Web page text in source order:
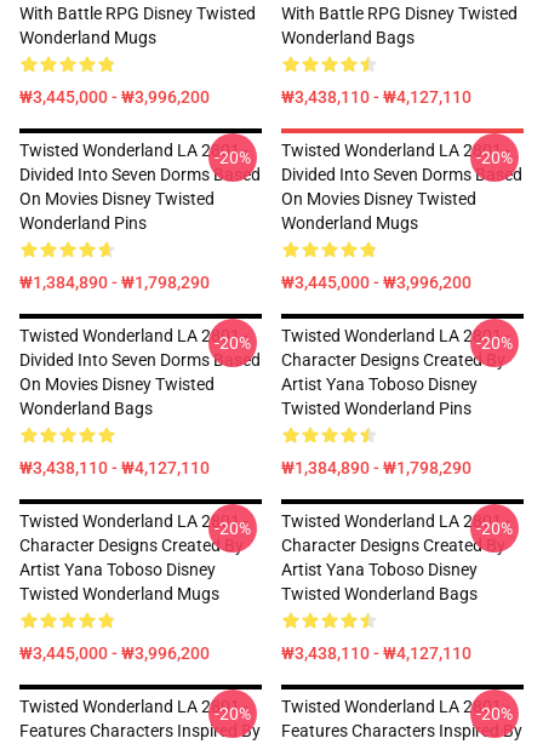
With Battle RPG Disney Twisted
Wonderland Mugs
₩3,445,000 - ₩3,996,200
With Battle RPG Disney Twisted
Wonderland Bags
₩3,438,110 - ₩4,127,110
Twisted Wonderland LA 2801 -
Divided Into Seven Dorms Based
On Movies Disney Twisted
Wonderland Pins
₩1,384,890 - ₩1,798,290
-20%
Twisted Wonderland LA 2801 -
Divided Into Seven Dorms Based
On Movies Disney Twisted
Wonderland Mugs
₩3,445,000 - ₩3,996,200
-20%
Twisted Wonderland LA 2801 -
Divided Into Seven Dorms Based
On Movies Disney Twisted
Wonderland Bags
₩3,438,110 - ₩4,127,110
-20%
Twisted Wonderland LA 2801 -
Character Designs Created By
Artist Yana Toboso Disney
Twisted Wonderland Pins
₩1,384,890 - ₩1,798,290
-20%
Twisted Wonderland LA 2801 -
Character Designs Created By
Artist Yana Toboso Disney
Twisted Wonderland Mugs
₩3,445,000 - ₩3,996,200
-20%
Twisted Wonderland LA 2801 -
Character Designs Created By
Artist Yana Toboso Disney
Twisted Wonderland Bags
₩3,438,110 - ₩4,127,110
-20%
Twisted Wonderland LA 2801 -
Features Characters Inspired By
-20%
Twisted Wonderland LA 2801 -
Features Characters Inspired By
-20%